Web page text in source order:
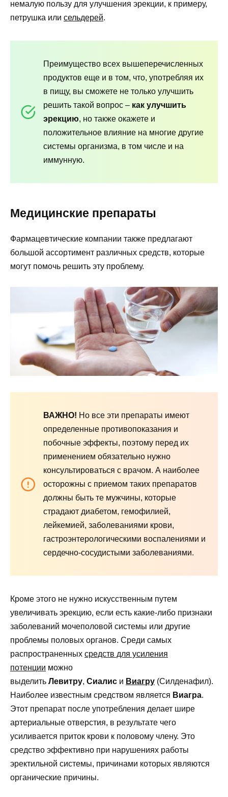
немалую пользу для улучшения эрекции, к примеру,
петрушка или сельдерей.
Преимущество всех вышеперечисленных
продуктов еще и в том, что, употребляя их
в пищу, вы сможете не только улучшить
решить такой вопрос – как улучшить
эрекцию, но также окажете и
положительное влияние на многие другие
системы организма, в том числе и на
иммунную.
Медицинские препараты
Фармацевтические компании также предлагают
большой ассортимент различных средств, которые
могут помочь решить эту проблему.
ВАЖНО! Но все эти препараты имеют
определенные противопоказания и
побочные эффекты, поэтому перед их
применением обязательно нужно
консультироваться с врачом. А наиболее
осторожны с приемом таких препаратов
должны быть те мужчины, которые
страдают диабетом, гемофилией,
лейкемией, заболеваниями крови,
гастроэнтерологическими воспалениями и
сердечно-сосудистыми заболеваниями.
Кроме этого не нужно искусственным путем
увеличивать эрекцию, если есть какие-либо признаки
заболеваний мочеполовой системы или другие
проблемы половых органов. Среди самых
распространенных средств для усиления
потенции можно
выделить Левитру, Сиалис и Виагру (Силденафил).
Наиболее известным средством является Виагра.
Этот препарат после употребления делает шире
артериальные отверстия, в результате чего
усиливается приток крови к половому члену. Это
средство эффективно при нарушениях работы
эректильной системы, причинами которых являются
органические причины.